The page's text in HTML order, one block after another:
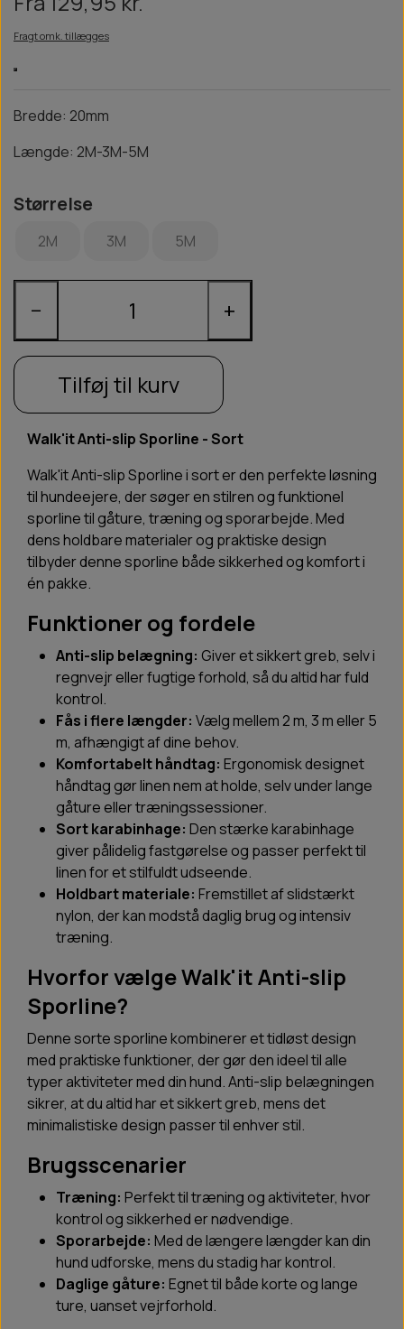
Fragt omk. tillægges
Bredde: 20mm
Længde: 2M-3M-5M
Størrelse
2M 3M 5M
− +
Tilføj til kurv
Walk'it Anti-slip Sporline - Sort
Walk'it Anti-slip Sporline i sort er den perfekte løsning
til hundeejere, der søger en stilren og funktionel
sporline til gåture, træning og sporarbejde. Med
dens holdbare materialer og praktiske design
tilbyder denne sporline både sikkerhed og komfort i
én pakke.
Funktioner og fordele
Anti-slip belægning: Giver et sikkert greb, selv i
regnvejr eller fugtige forhold, så du altid har fuld
kontrol.
Fås i flere længder: Vælg mellem 2 m, 3 m eller 5
m, afhængigt af dine behov.
Komfortabelt håndtag: Ergonomisk designet
håndtag gør linen nem at holde, selv under lange
gåture eller træningssessioner.
Sort karabinhage: Den stærke karabinhage
giver pålidelig fastgørelse og passer perfekt til
linen for et stilfuldt udseende.
Holdbart materiale: Fremstillet af slidstærkt
nylon, der kan modstå daglig brug og intensiv
træning.
Hvorfor vælge Walk'it Anti-slip
Sporline?
Denne sorte sporline kombinerer et tidløst design
med praktiske funktioner, der gør den ideel til alle
typer aktiviteter med din hund. Anti-slip belægningen
sikrer, at du altid har et sikkert greb, mens det
minimalistiske design passer til enhver stil.
Brugsscenarier
Træning: Perfekt til træning og aktiviteter, hvor
kontrol og sikkerhed er nødvendige.
Sporarbejde: Med de længere længder kan din
hund udforske, mens du stadig har kontrol.
Daglige gåture: Egnet til både korte og lange
ture, uanset vejrforhold.